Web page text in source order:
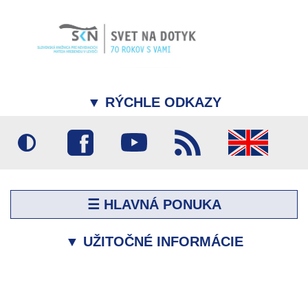
▼ RÝCHLE ODKAZY
☰ HLAVNÁ PONUKA
▼ UŽITOČNÉ INFORMÁCIE